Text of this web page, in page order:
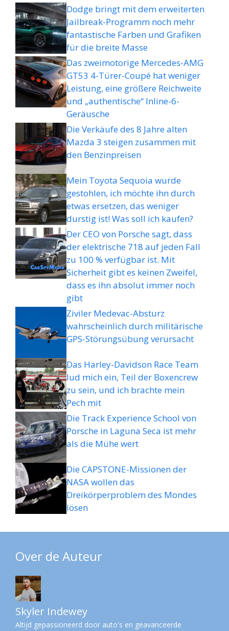
Dodge bringt mit dem erweiterten
Jailbreak-Programm noch mehr
fantastische Farben und Grafiken
für die breite Masse
Das zweimotorige Mercedes-AMG
GT53 4-Türer-Coupé hat weniger
Leistung, eine größere Reichweite
und „authentische“ Inline-6-
Geräusche
Die Verkäufe des 8 Jahre alten
Mazda 3 steigen zusammen mit
den Benzinpreisen
Mein Toyota Sequoia wurde
gestohlen, ich möchte ihn durch
etwas ersetzen, das weniger
durstig ist! Was soll ich kaufen?
Der CEO von Porsche sagt, dass
der elektrische 718 auf jeden Fall
zu 100 % verfügbar ist. Mit
Sicherheit gibt es keinen Zweifel,
dass es ihn absolut immer noch
gibt
Ziviler Medevac-Absturz
wahrscheinlich durch militärische
GPS-Störungsübung verursacht
Das Harley-Davidson Race Team
lud mich ein, Teil der Boxencrew
zu sein, und ich brachte mein
Pech mit
Die Track Experience School von
Porsche in Laguna Seca ist mehr
als die Mühe wert
Die CAPSTONE-Missionen der
NASA wollen das
Dreikörperproblem des Mondes
lösen
Over de Auteur
Skyler Indewey
Altijd gepassioneerd door auto's en geavanceerde